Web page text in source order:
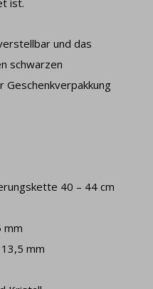
ist.
und das
schwarzen
Geschenkverpakkung
40 – 44 cm
mm
mm